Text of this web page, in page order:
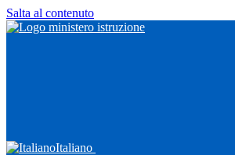
Salta al contenuto
Italiano